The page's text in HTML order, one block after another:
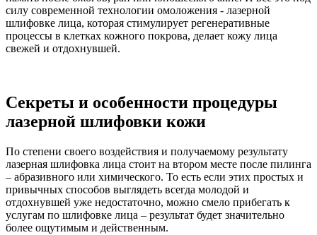
силу современной технологии омоложения - лазерной
шлифовке лица, которая стимулирует регенеративные
процессы в клетках кожного покрова, делает кожу лица
свежей и отдохнувшей.
Секреты и особенности процедуры
лазерной шлифовки кожи
По степени своего воздействия и получаемому результату
лазерная шлифовка лица стоит на втором месте после пилинга
– абразивного или химического. То есть если этих простых и
привычных способов выглядеть всегда молодой и
отдохнувшей уже недостаточно, можно смело прибегать к
услугам по шлифовке лица – результат будет значительно
более ощутимым и действенным.